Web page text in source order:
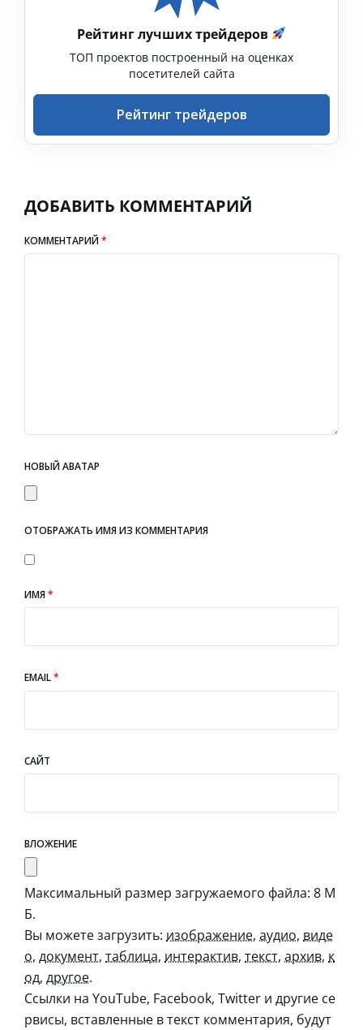
Рейтинг лучших трейдеров
ТОП проектов построенный на оценках
посетителей сайта
Рейтинг трейдеров
ДОБАВИТЬ КОММЕНТАРИЙ
КОММЕНТАРИЙ*
НОВЫЙ АВАТАР
ОТОБРАЖАТЬ ИМЯ ИЗ КОММЕНТАРИЯ
ИМЯ*
EMAIL*
САЙТ
ВЛОЖЕНИЕ
Максимальный размер загружаемого файла: 8 М
Б.
Вы можете загрузить: изображение, аудио, виде
о, документ, таблица, интерактив, текст, архив, к
од, другое.
Ссылки на YouTube, Facebook, Twitter и другие се
рвисы, вставленные в текст комментария, будут